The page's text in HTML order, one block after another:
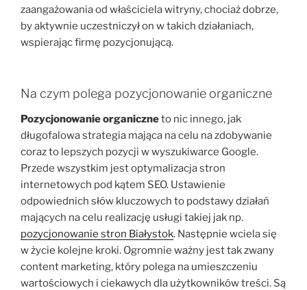
zaangażowania od właściciela witryny, chociaż dobrze,
by aktywnie uczestniczył on w takich działaniach,
wspierając firmę pozycjonującą.
Na czym polega pozycjonowanie organiczne
Pozycjonowanie organiczneto nic innego, jak
długofalowa strategia mająca na celu na zdobywanie
coraz to lepszych pozycji w wyszukiwarce Google.
Przede wszystkim jest optymalizacja stron
internetowych pod kątem SEO. Ustawienie
odpowiednich słów kluczowych to podstawy działań
mających na celu realizację usługi takiej jak np.
pozycjonowanie stron Białystok. Następnie wciela się
w życie kolejne kroki. Ogromnie ważny jest tak zwany
content marketing, który polega na umieszczeniu
wartościowych i ciekawych dla użytkowników treści. Są